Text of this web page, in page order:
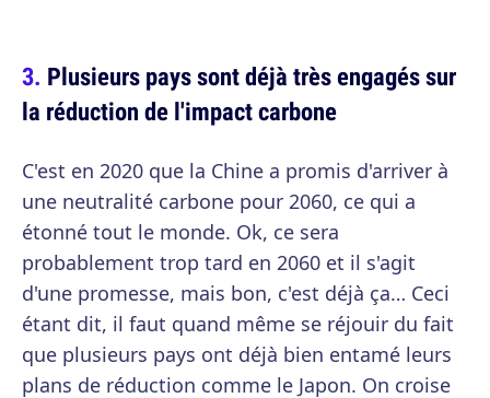
Plusieurs pays sont déjà très engagés sur
la réduction de l'impact carbone
C'est en 2020 que la Chine a promis d'arriver à
une neutralité carbone pour 2060, ce qui a
étonné tout le monde. Ok, ce sera
probablement trop tard en 2060 et il s'agit
d'une promesse, mais bon, c'est déjà ça… Ceci
étant dit, il faut quand même se réjouir du fait
que plusieurs pays ont déjà bien entamé leurs
plans de réduction comme le Japon. On croise